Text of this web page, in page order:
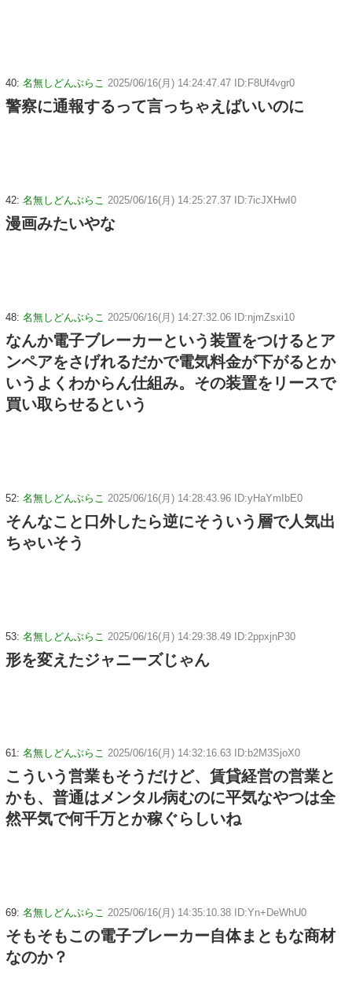
40: 名無しどんぶらこ 2025/06/16(月) 14:24:47.47 ID:F8Uf4vgr0
警察に通報するって言っちゃえばいいのに
42: 名無しどんぶらこ 2025/06/16(月) 14:25:27.37 ID:7icJXHwI0
漫画みたいやな
48: 名無しどんぶらこ 2025/06/16(月) 14:27:32.06 ID:njmZsxi10
なんか電子ブレーカーという装置をつけるとア
ンペアをさげれるだかで電気料金が下がるとか
いうよくわからん仕組み。その装置をリースで
買い取らせるという
52: 名無しどんぶらこ 2025/06/16(月) 14:28:43.96 ID:yHaYmIbE0
そんなこと口外したら逆にそういう層で人気出
ちゃいそう
53: 名無しどんぶらこ 2025/06/16(月) 14:29:38.49 ID:2ppxjnP30
形を変えたジャニーズじゃん
61: 名無しどんぶらこ 2025/06/16(月) 14:32:16.63 ID:b2M3SjoX0
こういう営業もそうだけど、賃貸経営の営業と
かも、普通はメンタル病むのに平気なやつは全
然平気で何千万とか稼ぐらしいね
69: 名無しどんぶらこ 2025/06/16(月) 14:35:10.38 ID:Yn+DeWhU0
そもそもこの電子ブレーカー自体まともな商材
なのか？